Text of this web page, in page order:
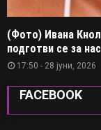
(Фото) Ивана Кнол
подготви се за
17:50 - 28 јуни, 2026
FACEBOOK